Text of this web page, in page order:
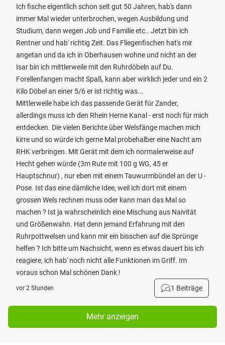
Ich fische eigentlich schon seit gut 50 Jahren, hab's dann
immer Mal wieder unterbrochen, wegen Ausbildung und
Studium, dann wegen Job und Familie etc.. Jetzt bin ich
Rentner und hab' richtig Zeit. Das Fliegenfischen hat's mir
angetan und da ich in Oberhausen wohne und nicht an der
Isar bin ich mittlerweile mit den Ruhrdöbeln auf Du.
Forellenfangen macht Spaß, kann aber wirklich jeder und ein 2
Kilo Döbel an einer 5/6 er ist richtig was...
Mittlerweile habe ich das passende Gerät für Zander,
allerdings muss ich den Rhein Herne Kanal - erst noch für mich
entdecken. Die vielen Berichte über Welsfänge machen mich
kirre und so würde ich gerne Mal probehalber eine Nacht am
RHK verbringen. Mit Gerät mit dem ich normalerweise auf
Hecht gehen würde (3m Rute mit 100 g WG, 45 er
Hauptschnur) , nur eben mit einem Tauwurmbündel an der U -
Pose. Ist das eine dämliche Idee, weil ich dort mit einem
grossen Wels rechnen muss oder kann man das Mal so
machen ? Ist ja wahrscheinlich eine Mischung aus Naivität
und Größenwahn. Hat denn jemand Erfahrung mit den
Ruhrpottwelsen und kann mir ein bisschen auf die Sprünge
helfen ? Ich bitte um Nachsicht, wenn es etwas dauert bis ich
reagiere, ich hab' noch nicht alle Funktionen im Griff. Im
voraus schon Mal schönen Dank !
vor 2 Stunden 1 Beiträge
Mehr anzeigen